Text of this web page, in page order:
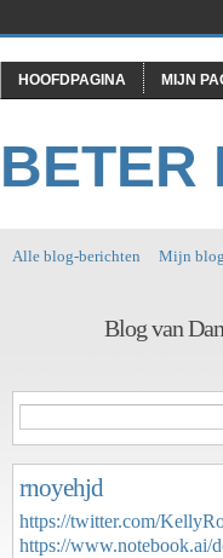
HOOFDPAGINA MIJN
BETER
Alle blog-berichten Mijn blog
Blog van
rnoyehjd
https://twitter.com/
https://www.notebook.ai/